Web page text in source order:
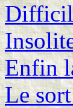
Enfin
Le